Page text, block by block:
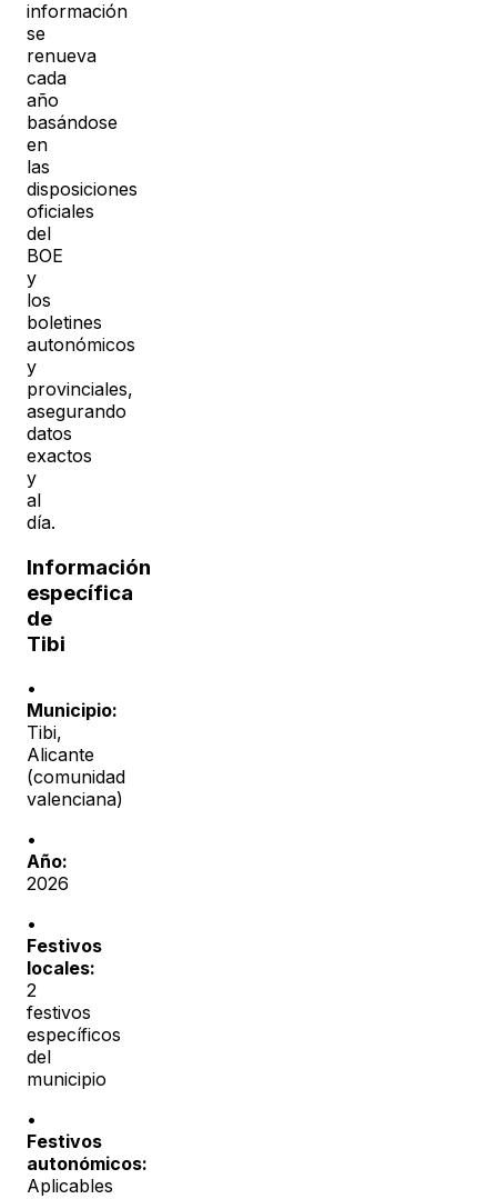
información
se
renueva
cada
año
basándose
en
las
disposiciones
oficiales
del
BOE
y
los
boletines
autonómicos
y
provinciales,
asegurando
datos
exactos
y
al
día.
Información
específica
de
Tibi
•
Municipio:
Tibi,
Alicante
(comunidad
valenciana)
•
Año:
2026
•
Festivos
locales:
2
festivos
específicos
del
municipio
•
Festivos
autonómicos:
Aplicables